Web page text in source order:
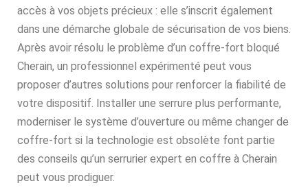
accès à vos objets précieux : elle s’inscrit également
dans une démarche globale de sécurisation de vos biens.
Après avoir résolu le problème d’un coffre-fort bloqué
Cherain, un professionnel expérimenté peut vous
proposer d’autres solutions pour renforcer la fiabilité de
votre dispositif. Installer une serrure plus performante,
moderniser le système d’ouverture ou même changer de
coffre-fort si la technologie est obsolète font partie
des conseils qu’un serrurier expert en coffre à Cherain
peut vous prodiguer.